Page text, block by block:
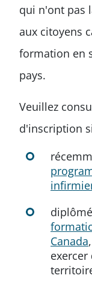
qui n'ont pas
aux citoyens
formation en
pays.
Veuillez
d'inscription
Canada